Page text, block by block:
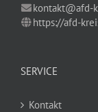
kontakt@afd-
https://afd-
SERVICE
Kontakt